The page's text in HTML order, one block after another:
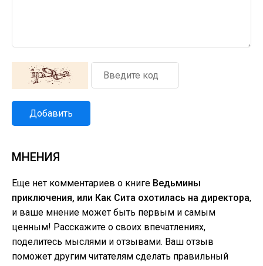
Добавить
МНЕНИЯ
Еще нет комментариев о книге Ведьмины
приключения, или Как Сита охотилась на директора,
и ваше мнение может быть первым и самым
ценным! Расскажите о своих впечатлениях,
поделитесь мыслями и отзывами. Ваш отзыв
поможет другим читателям сделать правильный